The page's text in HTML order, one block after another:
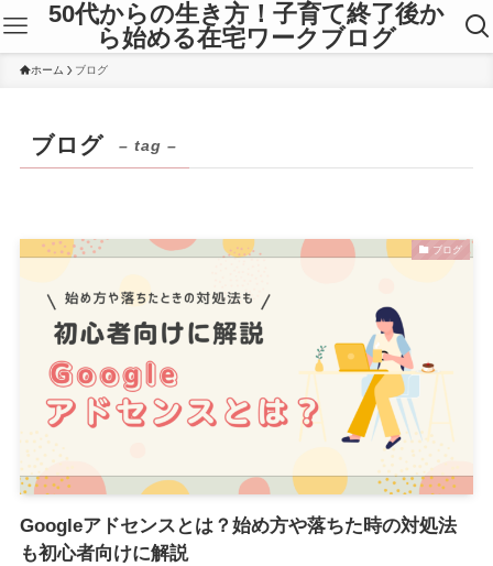
50代からの生き方！子育て終了後か
ら始める在宅ワークブログ
ホーム ブログ
ブログ – tag –
ブログ
Googleアドセンスとは？始め方や落ちた時の対処法
も初心者向けに解説